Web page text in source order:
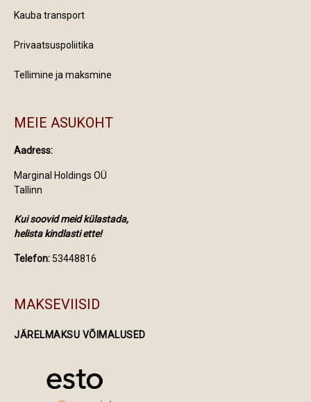
Kauba transport
Privaatsuspoliitika
Tellimine ja maksmine
MEIE ASUKOHT
Aadress:
Marginal Holdings OÜ
Tallinn
Kui soovid meid külastada,
helista kindlasti ette!
Telefon: 53448816
MAKSEVIISID
JÄRELMAKSU VÕIMALUSED